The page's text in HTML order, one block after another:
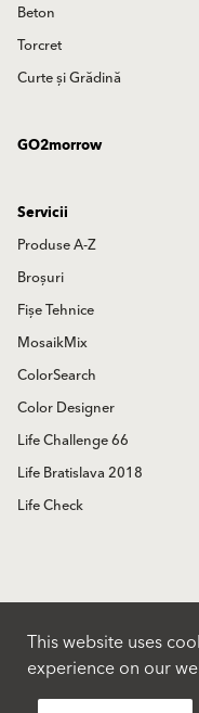
Beton
Torcret
Curte și Grădină
GO2morrow
Servicii
Produse A-Z
Broșuri
Fișe Tehnice
MosaikMix
ColorSearch
Color Designer
Life Challenge 66
Life Bratislava 2018
Life Check
This website uses
experience on our